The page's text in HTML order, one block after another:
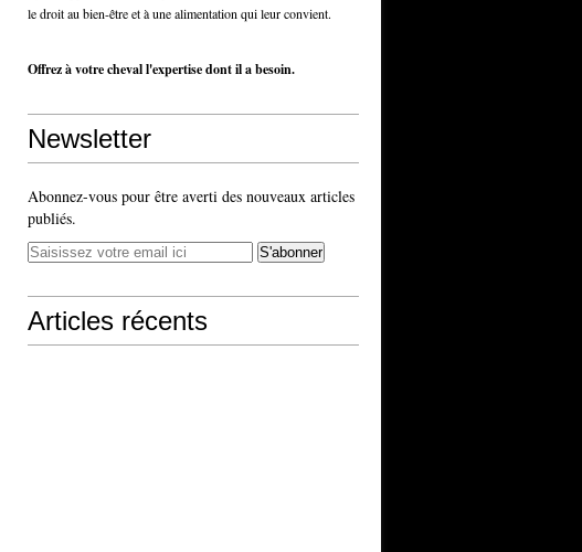
le droit au bien-être et à une alimentation qui leur convient.
Offrez à votre cheval l'expertise dont il a besoin.
Newsletter
Abonnez-vous pour être averti des nouveaux articles
publiés.
Articles récents